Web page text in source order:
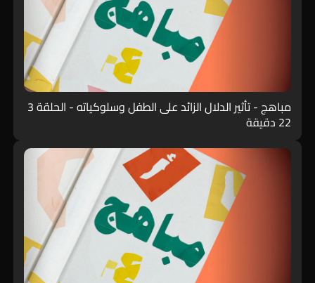
مباهج - تأثير الدلال الزائد على الطفل وسلوكياته - الحلقة 3
22 دقيقة